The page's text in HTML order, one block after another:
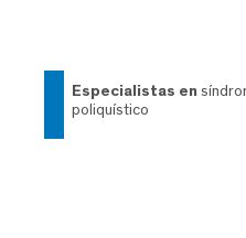
especialistas en
poliquístico